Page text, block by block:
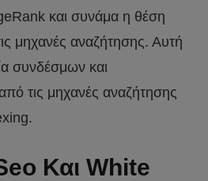
και συνάμα η θέση
μηχανές αναζήτησης. Αυτή
συνδέσμων και
τις μηχανές αναζήτησης
Και White